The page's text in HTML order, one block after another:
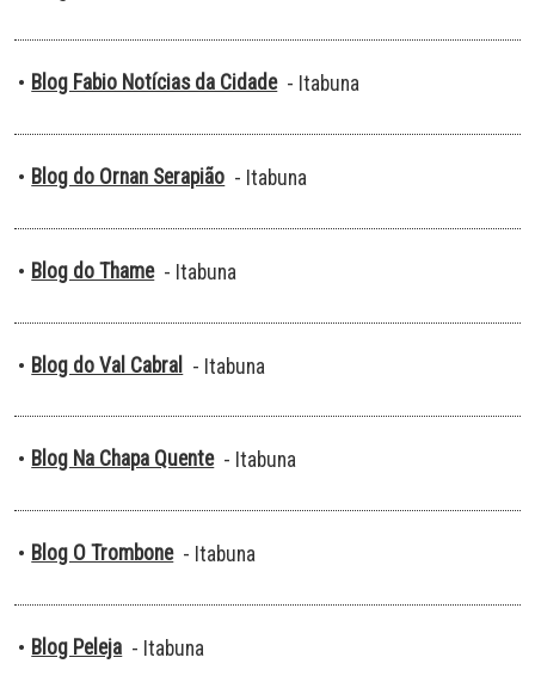
• Blog Fabio Notícias da Cidade - Itabuna
• Blog do Ornan Serapião - Itabuna
• Blog do Thame - Itabuna
• Blog do Val Cabral - Itabuna
• Blog Na Chapa Quente - Itabuna
• Blog O Trombone - Itabuna
• Blog Peleja - Itabuna